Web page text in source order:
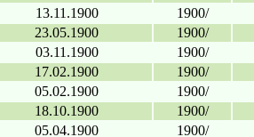
13.11.1900 1900/
23.05.1900 1900/
03.11.1900 1900/
17.02.1900 1900/
05.02.1900 1900/
18.10.1900 1900/
05.04.1900 1900/